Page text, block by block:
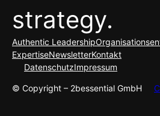
strategy.
Authentic Leadership
ExpertiseNewsletterKontakt
DatenschutzImpressum
© Copyright – 2bessential GmbH